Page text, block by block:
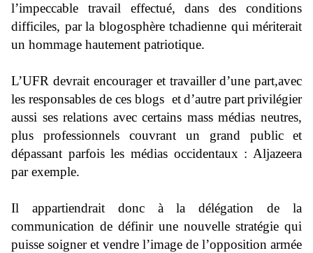
l’impeccable travail effectué, dans des conditions
difficiles, par la blogosphère tchadienne qui mériterait
un hommage hautement patriotique.
L’UFR devrait encourager et travailler d’une part,avec
les responsables de ces blogs et d’autre partprivilégier
aussi ses relations avec certains mass médias neutres,
plus professionnels couvrant
un grand public
et
dépassant parfois les médias occidentaux : Aljazeera
par exemple.
Il appartiendrait donc à la délégation de la
communication de définir une nouvelle stratégie qui
puisse soigner et vendre l’image de l’opposition armée